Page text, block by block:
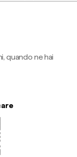
quando ne hai